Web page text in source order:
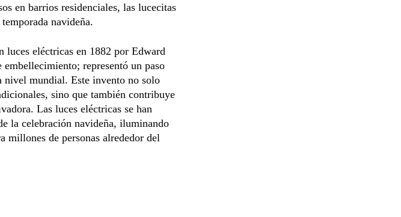
en barrios residenciales, las lucecitas
navideña.
eléctricas en 1882 por Edward
representó un paso
nivel mundial. Este invento no solo
sino que también contribuye
Las luces eléctricas se han
la celebración navideña, iluminando
millones de personas alrededor del